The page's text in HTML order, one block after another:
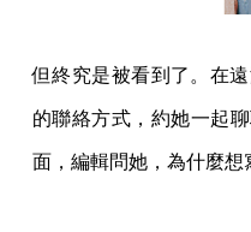
但終究是被看到了。在
的聯絡方式，約她一起
面，編輯問她，為什麼想